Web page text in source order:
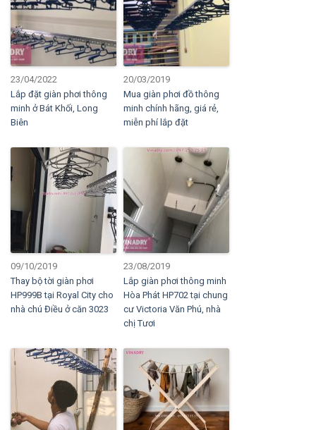
23/04/2022
Lắp đặt giàn phơi thông
minh ở Bát Khối, Long
Biên
20/03/2019
Mua giàn phơi đồ thông
minh chính hãng, giá rẻ,
miễn phí lắp đặt
09/10/2019
Thay bộ tời giàn phơi
HP999B tại Royal City cho
nhà chú Điều ở căn 3023
23/08/2019
Lắp giàn phơi thông minh
Hòa Phát HP702 tại chung
cư Victoria Văn Phú, nhà
chị Tươi